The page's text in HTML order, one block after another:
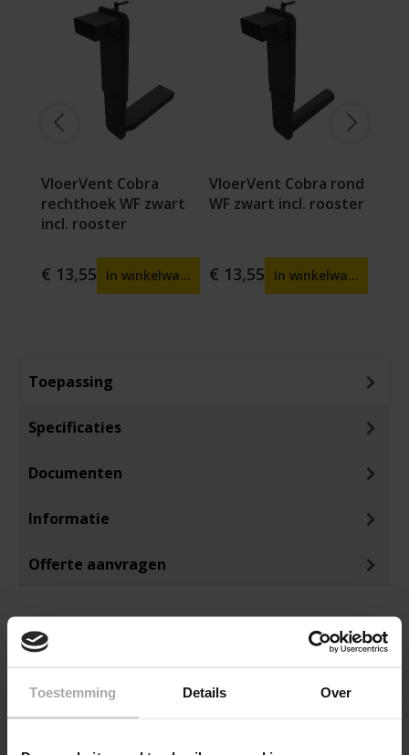
Toestemming Details Over
VloerVent Cobra
rechthoek WF zwart
incl. rooster
€ 13,55 In winkelwagen
VloerVent Cobra rond
WF zwart incl. rooster
€ 13,55 In winkelwagen
Toepassing
Specificaties
Documenten
Informatie
Offerte aanvragen